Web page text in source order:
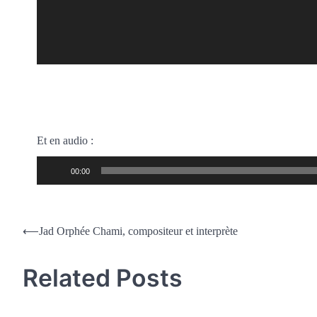
Et en audio :
00:00
⟵Jad Orphée Chami, compositeur et interprète
Related Posts